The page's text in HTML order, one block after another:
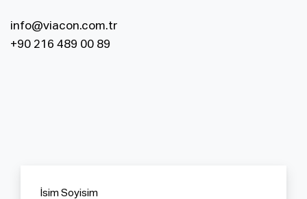
info@viacon.com.tr
+90 216 489 00 89
İsim Soyisim